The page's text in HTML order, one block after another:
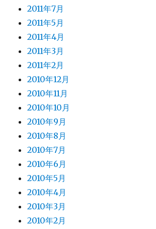
2011年7月
2011年5月
2011年4月
2011年3月
2011年2月
2010年12月
2010年11月
2010年10月
2010年9月
2010年8月
2010年7月
2010年6月
2010年5月
2010年4月
2010年3月
2010年2月